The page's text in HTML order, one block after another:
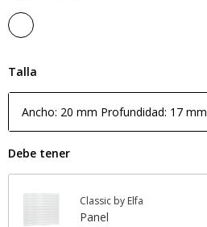
Talla
Ancho: 20 mm Profundidad: 17 mm
Debe tener
Classic by Elfa
Panel